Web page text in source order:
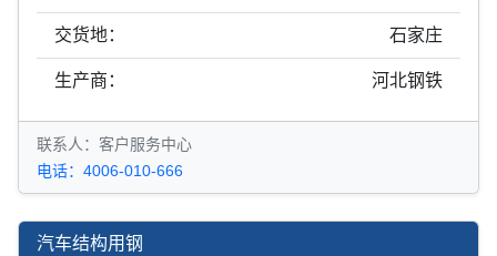
交货地： 石家庄
生产商： 河北钢铁
联系人：客户服务中心
电话：4006-010-666
汽车结构用钢